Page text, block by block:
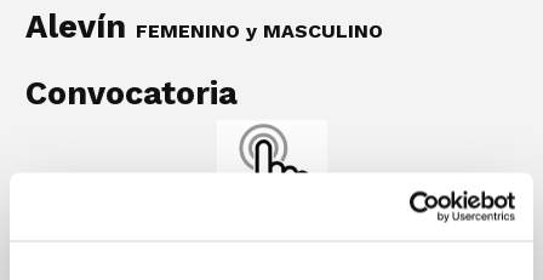
Alevín FEMENINO y MASCULINO
Convocatoria